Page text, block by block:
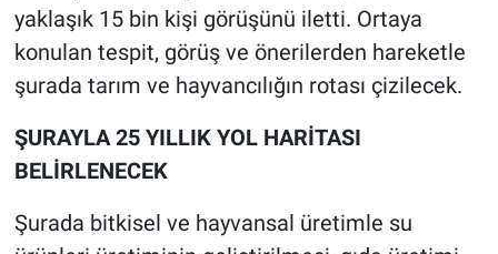
yaklaşık 15 bin kişi görüşünü iletti. Ortaya
konulan tespit, görüş ve önerilerden hareketle
şurada tarım ve hayvancılığın rotası çizilecek.
ŞURAYLA 25 YILLIK YOL HARİTASI
BELİRLENECEK
Şurada bitkisel ve hayvansal üretimle su